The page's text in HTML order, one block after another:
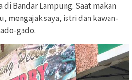
Bandar Lampung. Saat makan
mengajak saya, istri dan kawan-
gado.